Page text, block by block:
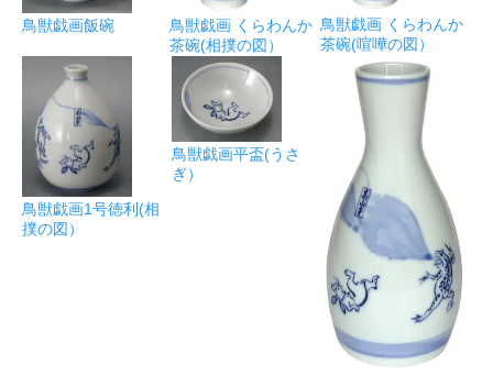
鳥獣戯画飯碗
鳥獣戯画 くらわんか
茶碗(相撲の図）
鳥獣戯画 くらわんか
茶碗(喧嘩の図）
鳥獣戯画1号徳利(相
撲の図）
鳥獣戯画平盃(うさ
ぎ）